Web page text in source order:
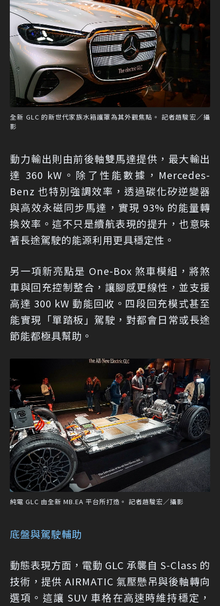
全新 GLC 的新世代家族水箱護罩為其外觀焦點。 記者趙駿宏／攝
影
動力輸出則由前後軸雙馬達提供，最大輸出
達 360 kW。除了性能數據，Mercedes-
Benz 也特別強調效率，透過碳化矽逆變器
與高效永磁同步馬達，實現 93% 的能量轉
換效率。這不只是續航表現的提升，也意味
著長途駕駛的能源利用更具穩定性。
另一項新亮點是 One-Box 煞車模組，將煞
車與回充控制整合，讓腳感更線性，並支援
高達 300 kW 動能回收。四段回充模式甚至
能實現「單踏板」駕駛，對都會日常或長途
節能都極具幫助。
純電 GLC 由全新 MB.EA 平台所打造。 記者趙駿宏／攝影
底盤與駕駛輔助
動態表現方面，電動 GLC 承襲自 S-Class 的
技術，提供 AIRMATIC 氣壓懸吊與後軸轉向
選項。這讓 SUV 車格在高速時維持穩定，